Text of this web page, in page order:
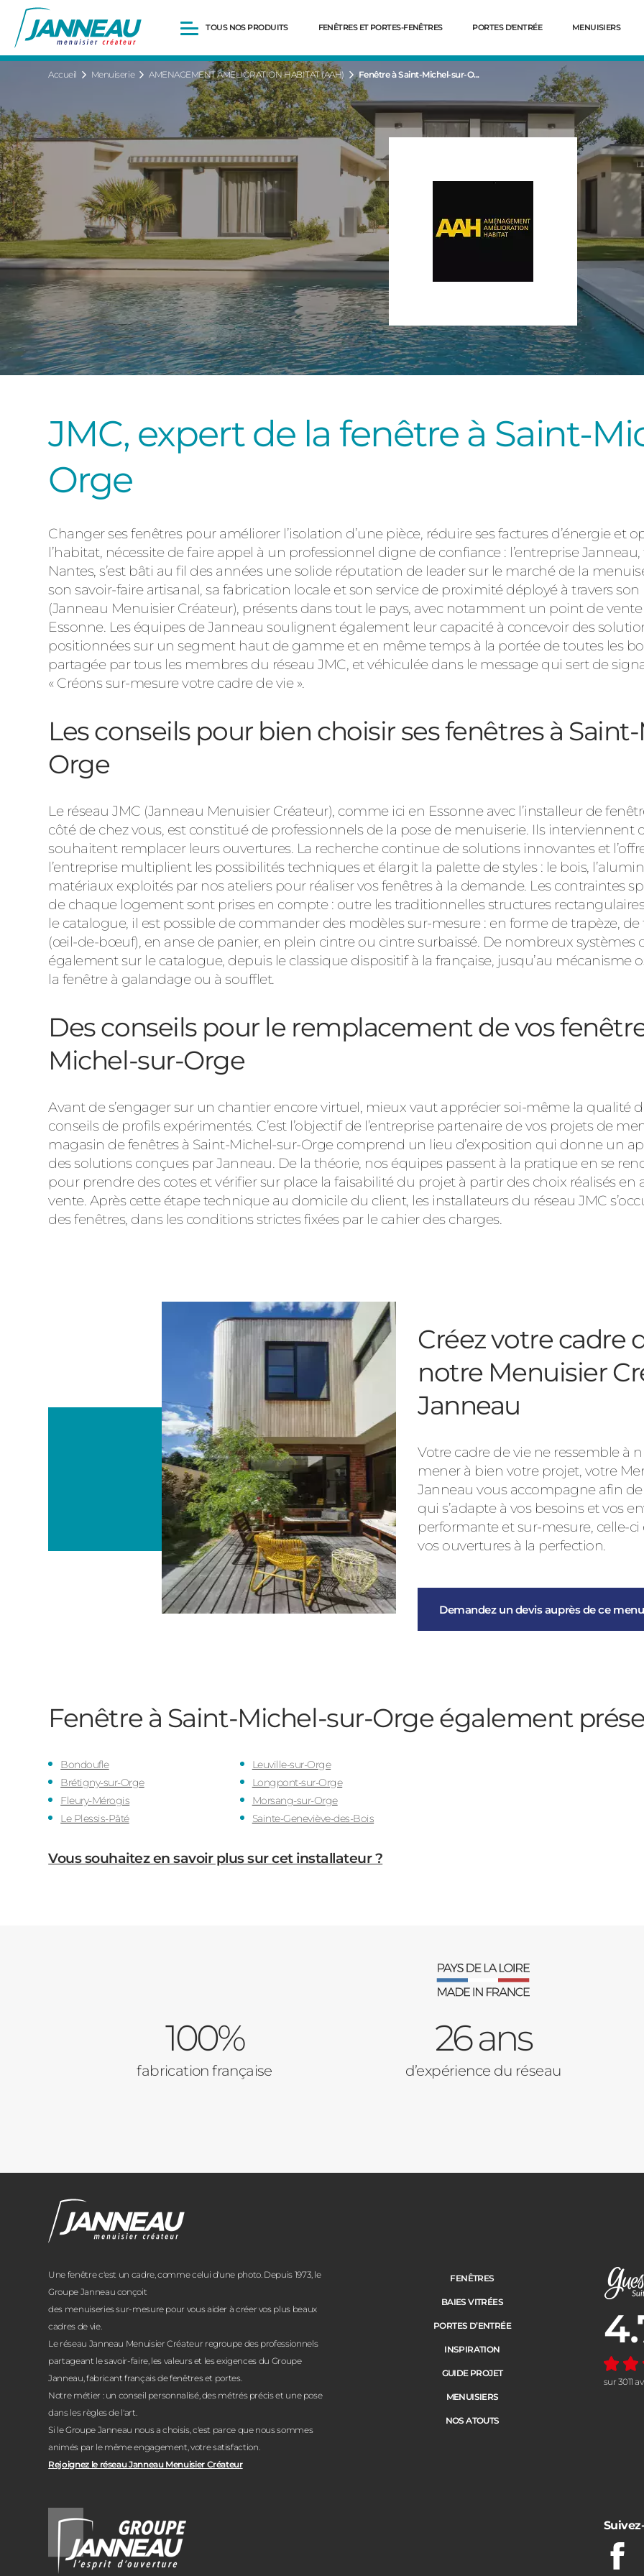
TOUS NOS PRODUITS
Portes d’entrée
Volets roulants
Portails et portillons
Carports
Clôtures
FENÊTRES ET PORTES-FENÊTRES PORTES D'ENTRÉE MENUISIERS
Accueil Menuiserie AMENAGEMENT AMELIORATION HABITAT (AAH) Fenêtre à Saint-Michel-sur-O...
JMC, expert de la fenêtre à Saint-
Orge
Changer ses fenêtres pour améliorer l’isolation d’une pièce, réduire ses factures d’énergie et
l’habitat, nécessite de faire appel à un professionnel digne de confiance : l’entreprise
Nantes, s’est bâti au fil des années une solide réputation de leader sur le marché de la
son savoir-faire artisanal, sa fabrication locale et son service de proximité déployé à travers
(Janneau Menuisier Créateur), présents dans tout le pays, avec notamment un point de
Essonne. Les équipes de Janneau soulignent également leur capacité à concevoir des
positionnées sur un segment haut de gamme et en même temps à la portée de toutes les
partagée par tous les membres du réseau JMC, et véhiculée dans le message qui sert de
« Créons sur-mesure votre cadre de vie ».
Les conseils pour bien choisir ses fenêtres à
Orge
Le réseau JMC (Janneau Menuisier Créateur), comme ici en Essonne avec l’installeur de
côté de chez vous, est constitué de professionnels de la pose de menuiserie. Ils interviennent
souhaitent remplacer leurs ouvertures. La recherche continue de solutions innovantes et
l’entreprise multiplient les possibilités techniques et élargit la palette de styles : le bois,
matériaux exploités par nos ateliers pour réaliser vos fenêtres à la demande. Les contraintes
de chaque logement sont prises en compte : outre les traditionnelles structures
le catalogue, il est possible de commander des modèles sur-mesure : en forme de trapèze,
(œil-de-bœuf), en anse de panier, en plein cintre ou cintre surbaissé. De nombreux systèmes
également sur le catalogue, depuis le classique dispositif à la française, jusqu’au mécanisme
la fenêtre à galandage ou à soufflet.
Des conseils pour le remplacement de vos
Michel-sur-Orge
Avant de s’engager sur un chantier encore virtuel, mieux vaut apprécier soi-même la qualité
conseils de profils expérimentés. C’est l’objectif de l’entreprise partenaire de vos projets de
magasin de fenêtres à Saint-Michel-sur-Orge comprend un lieu d’exposition qui donne un
des solutions conçues par Janneau. De la théorie, nos équipes passent à la pratique en se
pour prendre des cotes et vérifier sur place la faisabilité du projet à partir des choix réalisés
vente. Après cette étape technique au domicile du client, les installateurs du réseau JMC
des fenêtres, dans les conditions strictes fixées par le cahier des charges.
Créez votre cadre
notre Menuisier
Janneau
Votre cadre de vie ne ressemble à
mener à bien votre projet, votre
Janneau vous accompagne afin
qui s’adapte à vos besoins et vos
performante et sur-mesure, celle-
vos ouvertures à la perfection.
Demandez un devis auprès de ce
Fenêtre à Saint-Michel-sur-Orge également
Bondoufle
Brétigny-sur-Orge
Fleury-Mérogis
Le Plessis-Pâté
Leuville-sur-Orge
Longpont-sur-Orge
Morsang-sur-Orge
Sainte-Geneviève-des-Bois
Vous souhaitez en savoir plus sur cet installateur ?
100%
fabrication française
26 ans
d’expérience du réseau
Une fenêtre c'est un cadre, comme celui d'une photo. Depuis 1973, le
Groupe Janneau conçoit
des menuiseries sur-mesure pour vous aider à créer vos plus beaux
cadres de vie.
Le réseau Janneau Menuisier Créateur regroupe des professionnels
partageant le savoir-faire, les valeurs et les exigences du Groupe
Janneau, fabricant français de fenêtres et portes.
Notre métier : un conseil personnalisé, des métrés précis et une pose
dans les règles de l'art.
Si le Groupe Janneau nous a choisis, c'est parce que nous sommes
animés par le même engagement, votre satisfaction.
Rejoignez le réseau Janneau Menuisier Créateur
FENÊTRES
BAIES VITRÉES
PORTES D’ENTRÉE
INSPIRATION
GUIDE PROJET
MENUISIERS
NOS ATOUTS
Note
sur 3011